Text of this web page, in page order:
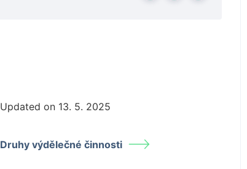
Updated on 13. 5. 2025
Druhy výdělečné činnosti